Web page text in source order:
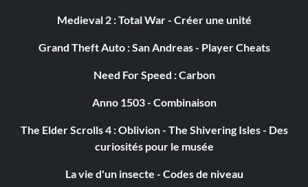
Medieval 2 : Total War - Créer une unité
Grand Theft Auto : San Andreas - Player Cheats
Need For Speed : Carbon
Anno 1503 - Combinaison
The Elder Scrolls 4 : Oblivion - The Shivering Isles - Des
curiosités pour le musée
La vie d'un insecte - Codes de niveau